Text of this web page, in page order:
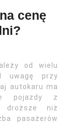
cenę
od wielu
uwagę przy
autokaru ma
pojazdy z
droższe niż
pasażerów